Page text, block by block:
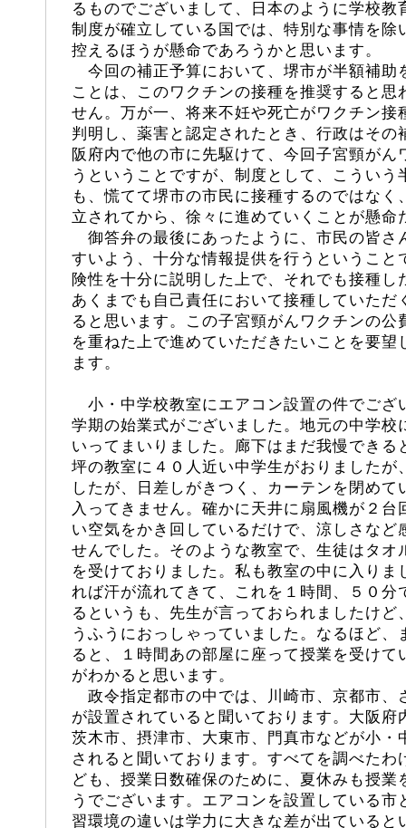
るものでございまして、日本のように学校教
制度が確立している国では、特別な事情を除
控えるほうが懸命であろうかと思います。
今回の補正予算において、堺市が半額補助
ことは、このワクチンの接種を推奨すると思
せん。万が一、将来不妊や死亡がワクチン接
判明し、薬害と認定されたとき、行政はその
阪府内で他の市に先駆けて、今回子宮頸がん
うということですが、制度として、こういう
も、慌てて堺市の市民に接種するのではなく
立されてから、徐々に進めていくことが懸命
御答弁の最後にあったように、市民の皆さ
すいよう、十分な情報提供を行うということ
険性を十分に説明した上で、それでも接種し
あくまでも自己責任において接種していただ
ると思います。この子宮頸がんワクチンの公
を重ねた上で進めていただきたいことを要望
ます。
小・中学校教室にエアコン設置の件でござ
学期の始業式がございました。地元の中学校
いってまいりました。廊下はまだ我慢できる
坪の教室に４０人近い中学生がおりましたが
したが、日差しがきつく、カーテンを閉めて
入ってきません。確かに天井に扇風機が２台
い空気をかき回しているだけで、涼しさなど
せんでした。そのような教室で、生徒はタオ
を受けておりました。私も教室の中に入りま
れば汗が流れてきて、これを１時間、５０分
るというも、先生が言っておられましたけど
うふうにおっしゃっていました。なるほど、
ると、１時間あの部屋に座って授業を受けて
がわかると思います。
政令指定都市の中では、川崎市、京都市、
が設置されていると聞いております。大阪府
茨木市、摂津市、大東市、門真市などが小・
されると聞いております。すべてを調べたわ
ども、授業日数確保のために、夏休みも授業
うでございます。エアコンを設置している市
習環境の違いは学力に大きな差が出ていると